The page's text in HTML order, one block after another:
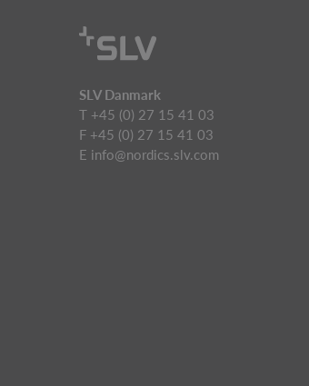
SLV Danmark
T +45 (0) 27 15 41 03
F +45 (0) 27 15 41 03
E info@nordics.slv.com